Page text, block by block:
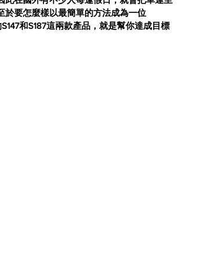
於要怎麼樣以最簡單的方法成為一位
和S187這兩款產品，就是幫你達成目標